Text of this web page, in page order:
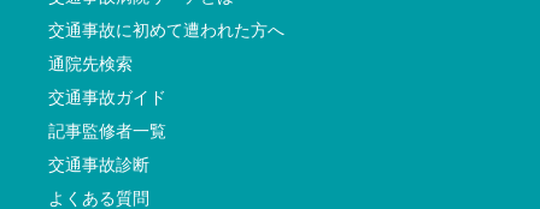
交通事故に初めて遭われた方へ
通院先検索
交通事故ガイド
記事監修者一覧
交通事故診断
よくある質問